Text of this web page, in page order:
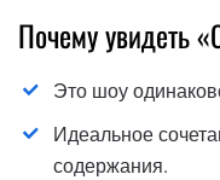
Почему увидеть
Это шоу
Идеальное
содержания.